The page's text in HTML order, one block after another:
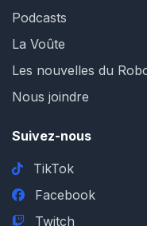
Podcasts
La Voûte
Les nouvelles du
Nous joindre
Suivez-nous
TikTok
Facebook
Twitch